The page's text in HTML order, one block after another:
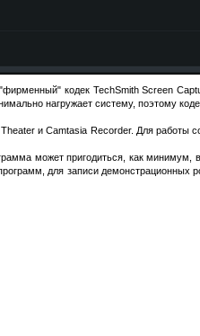
кодек TechSmith Screen
нагружает систему, поэтому
и Camtasia Recorder. Для работы
может пригодиться, как минимум,
для записи демонстрационных